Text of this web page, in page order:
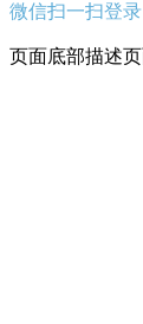
微信扫一扫登录
页面底部描述